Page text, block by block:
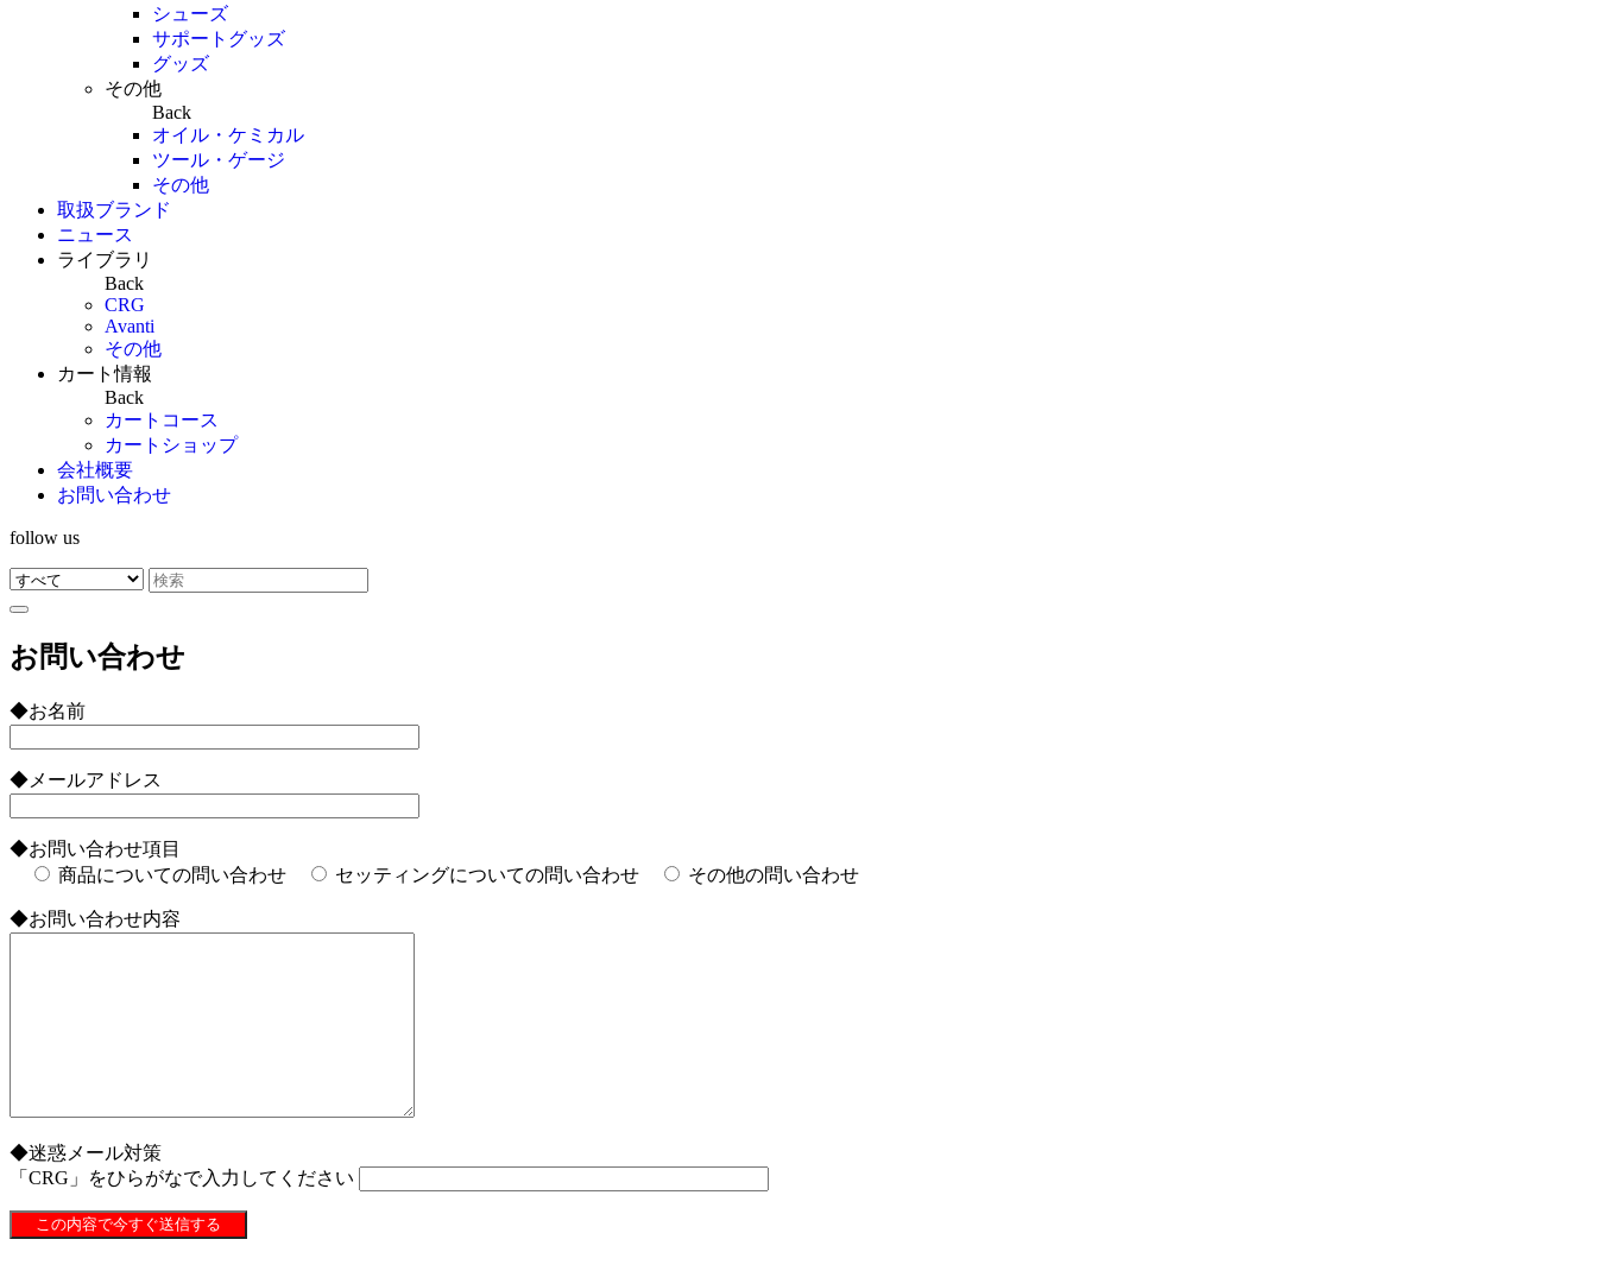
シューズ
サポートグッズ
グッズ
その他
Back
オイル・ケミカル
ツール・ゲージ
その他
取扱ブランド
ニュース
ライブラリ
Back
CRG
Avanti
その他
カート情報
Back
カートコース
カートショップ
会社概要
お問い合わせ
follow us
お問い合わせ
◆お名前
◆メールアドレス
◆お問い合わせ項目
商品についての問い合わせ
セッティングについての問い合わせ その他の問い合わせ
◆お問い合わせ内容
◆迷惑メール対策
「CRG」をひらがなで入力してください